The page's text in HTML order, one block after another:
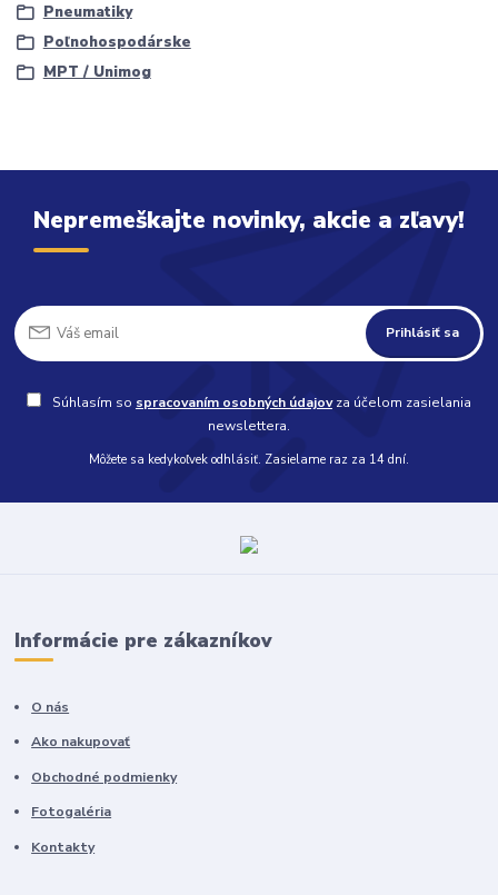
Pneumatiky
Poľnohospodárske
MPT / Unimog
Nepremeškajte novinky, akcie a zľavy!
Prihlásiť sa
Súhlasím so spracovaním osobných údajovza účelom zasielania
newslettera.
Môžete sa kedykoľvek odhlásiť. Zasielame raz za 14 dní.
Informácie pre zákazníkov
O nás
Ako nakupovať
Obchodné podmienky
Fotogaléria
Kontakty